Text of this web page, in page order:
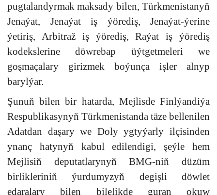
pugtalandyrmak maksady bilen, Türkmenistanyň
Jenaýat, Jenaýat iş ýörediş, Jenaýat-ýerine
ýetiriş, Arbitraž iş ýörediş, Raýat iş ýörediş
kodekslerine döwrebap üýtgetmeleri we
goşmaçalary girizmek boýunça işler alnyp
barylýar.
Şunuň bilen bir hatarda, Mejlisde Finlýandiýa
Respublikasynyň Türkmenistanda täze bellenilen
Adatdan daşary we Doly ygtyýarly ilçisinden
ynanç hatynyň kabul edilendigi, şeýle hem
Mejlisiň deputatlarynyň BMG-niň düzüm
birlikleriniň ýurdumyzyň degişli döwlet
edaralary bilen bilelikde guran okuw